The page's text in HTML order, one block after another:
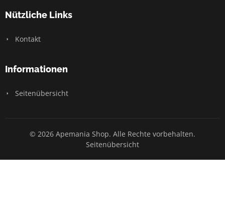
Nützliche Links
Kontakt
Informationen
Seitenübersicht
© 2026 Apemania Shop. Alle Rechte vorbehalten.
Seitenübersicht